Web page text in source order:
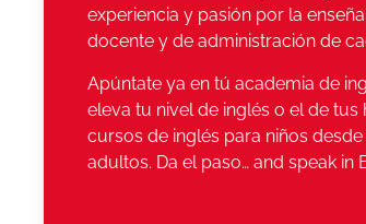
experiencia y pasión por la
docente y de administración de
Apúntate ya en tú academia de
eleva tu nivel de inglés o el de tus
cursos de inglés para niños
adultos. Da el paso… and speak in